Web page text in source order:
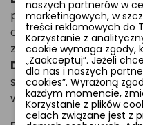
poradzi sobie na
choć nie jest
zjazdów.
Dłuższe wycieczki:
szerszemu zakresowi
wygodny na długie trasy.
naszych partnerów w
marketingowych, w
treści reklamowych do
Korzystanie z
cookie wymaga zgody,
„Zaakceptuj”. Jeżeli
dla nas i naszych
cookies”. Wyrażoną
każdym momencie,
Korzystanie z plików
celach związane jest z